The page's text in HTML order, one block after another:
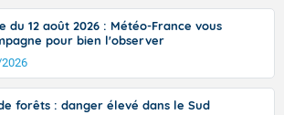
du 12 août 2026 : Météo-France vous
pour bien l'observer
forêts : danger élevé dans le Sud